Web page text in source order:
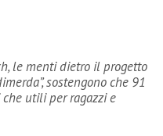
le menti dietro il progetto
sostengono che 91
utili per ragazzi e